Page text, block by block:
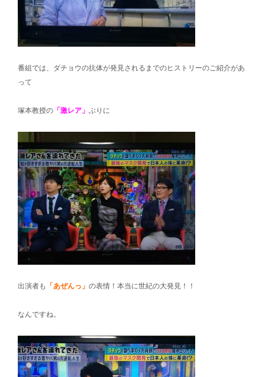
番組では、ダチョウの抗体が発見されるまでのヒストリーのご紹介があ
って
塚本教授の 「激レア」 ぶりに
出演者も 「あぜんっ」 の表情！本当に世紀の大発見！！
なんですね。